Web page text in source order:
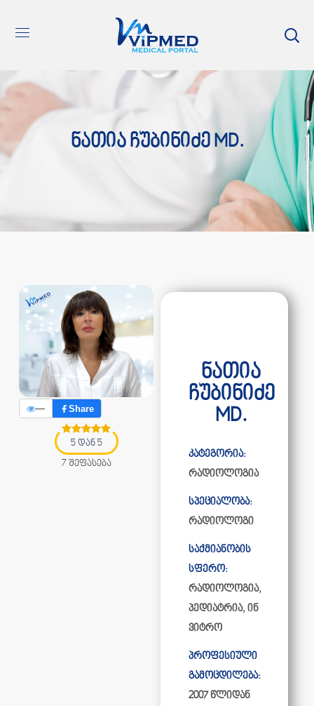
Ნათია Ჩუბინიძე MD.
— Share
5 დან 5
7 შეფასება
ნათია
ჩუბინიძე
MD.
კატეგორია:
რადიოლოგია
სპეციალობა:
რადიოლოგი
საქმიანობის
სფერო:
რადიოლოგია,
პედიატრია, ინ
ვიტრო
პროფესიული
გამოცდილება:
2007 წლიდან